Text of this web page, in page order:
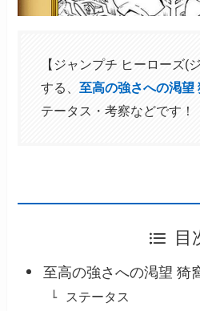
【ジャンプチ ヒーローズ(
する、 至高の強さへの渇望
テータス・考察などです！
目
至高の強さへの渇望 猗
ステータス